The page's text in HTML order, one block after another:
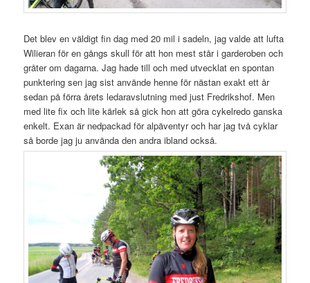
Det blev en väldigt fin dag med 20 mil i sadeln, jag valde att lufta
Wilieran för en gångs skull för att hon mest står i garderoben och
gråter om dagarna. Jag hade till och med utvecklat en spontan
punktering sen jag sist använde henne för nästan exakt ett år
sedan på förra årets ledaravslutning med just Fredrikshof. Men
med lite fix och lite kärlek så gick hon att göra cykelredo ganska
enkelt. Exan är nedpackad för alpäventyr och har jag två cyklar
så borde jag ju använda den andra ibland också.